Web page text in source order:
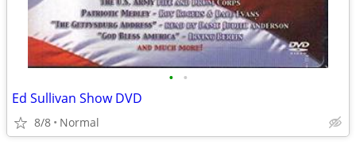
• •
Ed Sullivan Show DVD
8/8 Normal